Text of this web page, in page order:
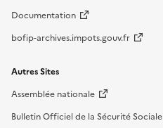
Documentation
bofip-archives.impots.gouv.fr
Autres Sites
Assemblée nationale
Bulletin Officiel de la Sécurité Sociale